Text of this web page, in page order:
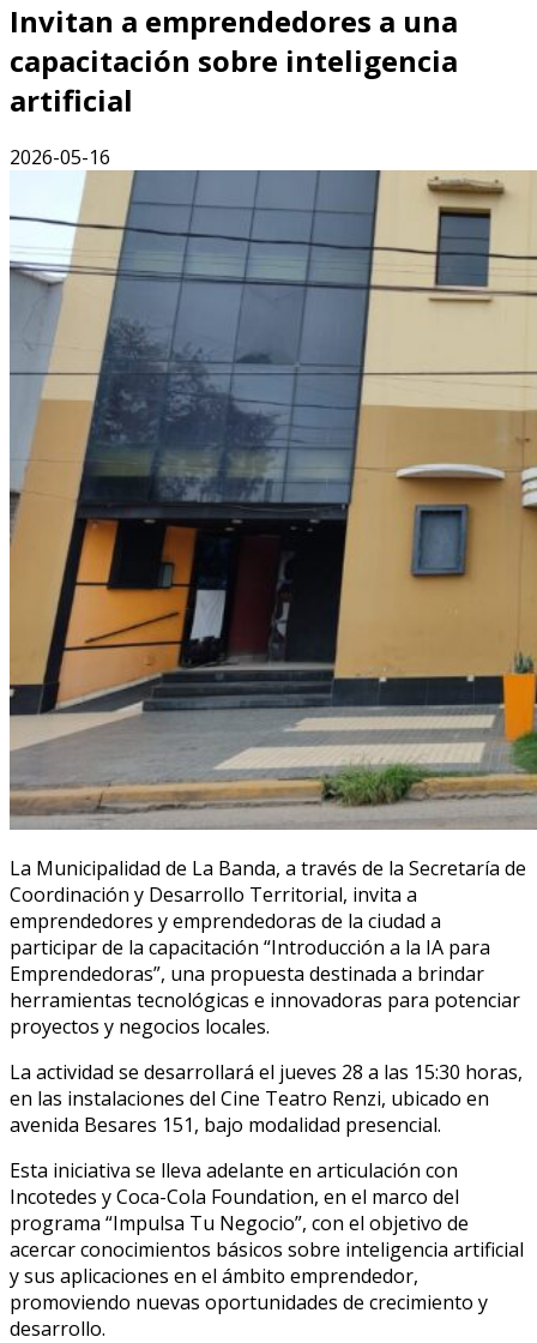
Invitan a emprendedores a una
capacitación sobre inteligencia
artificial
2026-05-16
La Municipalidad de La Banda, a través de la Secretaría de
Coordinación y Desarrollo Territorial, invita a
emprendedores y emprendedoras de la ciudad a
participar de la capacitación “Introducción a la IA para
Emprendedoras”, una propuesta destinada a brindar
herramientas tecnológicas e innovadoras para potenciar
proyectos y negocios locales.
La actividad se desarrollará el jueves 28 a las 15:30 horas,
en las instalaciones del Cine Teatro Renzi, ubicado en
avenida Besares 151, bajo modalidad presencial.
Esta iniciativa se lleva adelante en articulación con
Incotedes y Coca-Cola Foundation, en el marco del
programa “Impulsa Tu Negocio”, con el objetivo de
acercar conocimientos básicos sobre inteligencia artificial
y sus aplicaciones en el ámbito emprendedor,
promoviendo nuevas oportunidades de crecimiento y
desarrollo.